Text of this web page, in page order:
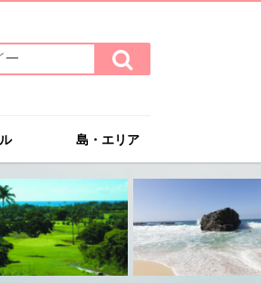
検
索
す
島・エリア